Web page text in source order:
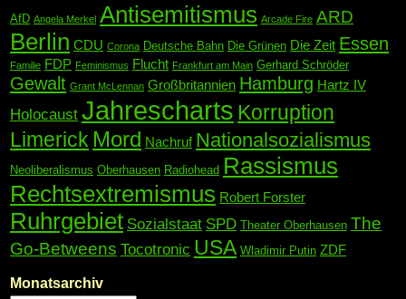
AfD Angela Merkel Antisemitismus Arcade Fire ARD
Berlin CDU Corona Deutsche Bahn Die Grünen Die Zeit Essen
Familie FDP Feminismus Flucht Frankfurt am Main Gerhard Schröder
Gewalt Grant McLennan Großbritannien Hamburg Hartz IV
Holocaust Jahrescharts Korruption
Limerick Mord Nachruf Nationalsozialismus
Neoliberalismus Oberhausen Radiohead Rassismus
Rechtsextremismus Robert Forster
Ruhrgebiet Sozialstaat SPD Theater Oberhausen The
Go-Betweens Tocotronic USA Wladimir Putin ZDF
Monatsarchiv